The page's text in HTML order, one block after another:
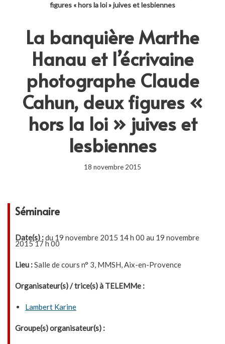
figures « hors la loi » juives et lesbiennes
La banquière Marthe
Hanau et l’écrivaine
photographe Claude
Cahun, deux figures «
hors la loi » juives et
lesbiennes
18 novembre 2015
Séminaire
Date(s) :du 19 novembre 2015 14 h 00 au 19 novembre
2015 17 h 00
Lieu :Salle de cours n° 3, MMSH, Aix-en-Provence
Organisateur(s) / trice(s) à TELEMMe :
Lambert Karine
Groupe(s) organisateur(s) :